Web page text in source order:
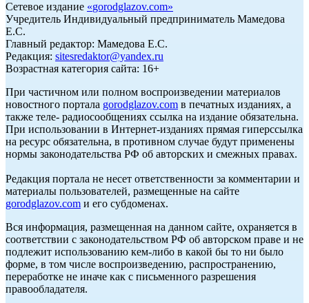
Сетевое издание «gorodglazov.com»
Учредитель Индивидуальный предприниматель Мамедова
Е.С.
Главный редактор: Мамедова Е.С.
Редакция: sitesredaktor@yandex.ru
Возрастная категория сайта: 16+
При частичном или полном воспроизведении материалов
новостного портала gorodglazov.com в печатных изданиях, а
также теле- радиосообщениях ссылка на издание обязательна.
При использовании в Интернет-изданиях прямая гиперссылка
на ресурс обязательна, в противном случае будут применены
нормы законодательства РФ об авторских и смежных правах.
Редакция портала не несет ответственности за комментарии и
материалы пользователей, размещенные на сайте
gorodglazov.com и его субдоменах.
Вся информация, размещенная на данном сайте, охраняется в
соответствии с законодательством РФ об авторском праве и не
подлежит использованию кем-либо в какой бы то ни было
форме, в том числе воспроизведению, распространению,
переработке не иначе как с письменного разрешения
правообладателя.